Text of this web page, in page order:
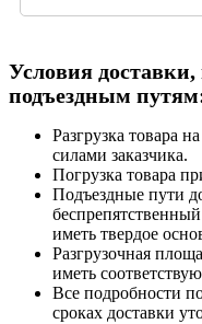
Условия
подъездным
Разгрузка товара
силами заказчика.
Погрузка товара
Подъездные пути
иметь твердое
Разгрузочная
иметь
Все подробности
сроках доставки